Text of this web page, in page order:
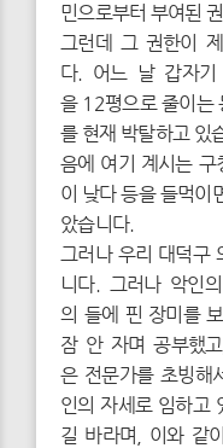
민으로부터 부여된
그런데 그 권한이
다. 어느 날 갑자기
을 12평으로 줄이는
를 현재 박탈하고 있
음에 여기 계시는 구
이 낮다 등을 들먹이
았습니다.
그러나 우리 대덕구
니다. 그러나 악인
의 들에 핀 장미를
잠 안 자며 공부했
은 전문가를 초빙해
인의 자세로 임하고
길 바라며, 이와 같